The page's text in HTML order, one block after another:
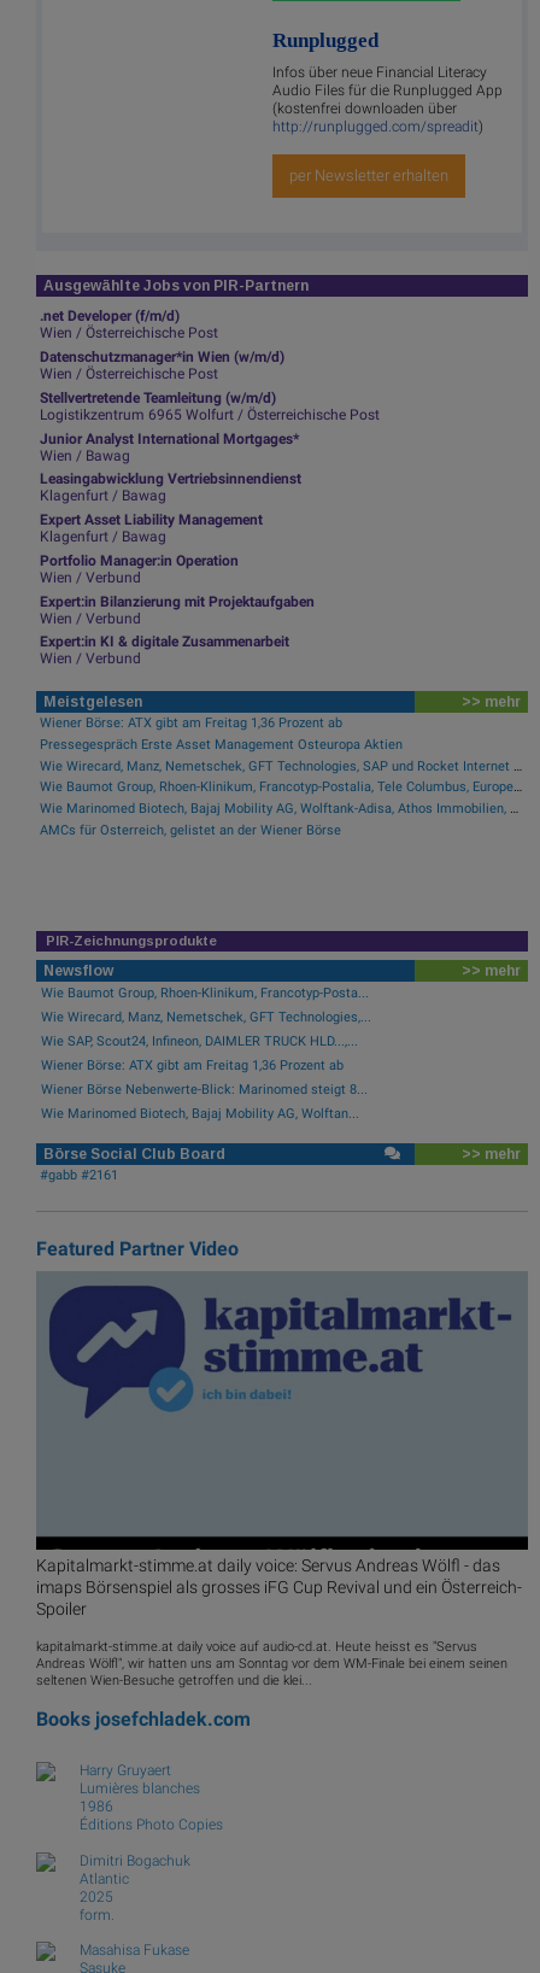
Runplugged
Infos über neue Financial Literacy
Audio Files für die Runplugged App
(kostenfrei downloaden über
http://runplugged.com/spreadit)
per Newsletter erhalten
Ausgewählte Jobs von PIR-Partnern
.net Developer (f/m/d)
Wien / Österreichische Post
Datenschutzmanager*in Wien (w/m/d)
Wien / Österreichische Post
Stellvertretende Teamleitung (w/m/d)
Logistikzentrum 6965 Wolfurt / Österreichische Post
Junior Analyst International Mortgages*
Wien / Bawag
Leasingabwicklung Vertriebsinnendienst
Klagenfurt / Bawag
Expert Asset Liability Management
Klagenfurt / Bawag
Portfolio Manager:in Operation
Wien / Verbund
Expert:in Bilanzierung mit Projektaufgaben
Wien / Verbund
Expert:in KI & digitale Zusammenarbeit
Wien / Verbund
Meistgelesen >> mehr
Wiener Börse: ATX gibt am Freitag 1,36 Prozent ab
Pressegespräch Erste Asset Management Osteuropa Aktien
Wie Wirecard, Manz, Nemetschek, GFT Technologies, SAP und Rocket Internet für Gesprächsstoff sorgten
Wie Baumot Group, Rhoen-Klinikum, Francotyp-Postalia, Tele Columbus, European Lithium und Lanxess für Gesprächsstoff sorgten
Wie Marinomed Biotech, Bajaj Mobility AG, Wolftank-Adisa, Athos Immobilien, Rosenbauer und Telekom Austria für Gesprächsstoff in Österreich sorgten
AMCs für Österreich, gelistet an der Wiener Börse
PIR-Zeichnungsprodukte
Newsflow >> mehr
Wie Baumot Group, Rhoen-Klinikum, Francotyp-Posta...
Wie Wirecard, Manz, Nemetschek, GFT Technologies,...
Wie SAP, Scout24, Infineon, DAIMLER TRUCK HLD...,...
Wiener Börse: ATX gibt am Freitag 1,36 Prozent ab
Wiener Börse Nebenwerte-Blick: Marinomed steigt 8...
Wie Marinomed Biotech, Bajaj Mobility AG, Wolftan...
Börse Social Club Board >> mehr
#gabb #2161
Featured Partner Video
Kapitalmarkt-stimme.at daily voice: Servus Andreas Wölfl - das
imaps Börsenspiel als grosses iFG Cup Revival und ein Österreich-
Spoiler
kapitalmarkt-stimme.at daily voice auf audio-cd.at. Heute heisst es "Servus
Andreas Wölfl", wir hatten uns am Sonntag vor dem WM-Finale bei einem seinen
seltenen Wien-Besuche getroffen und die klei...
Books josefchladek.com
Harry Gruyaert
Lumières blanches
1986
Éditions Photo Copies
Dimitri Bogachuk
Atlantic
2025
form.
Masahisa Fukase
Sasuke